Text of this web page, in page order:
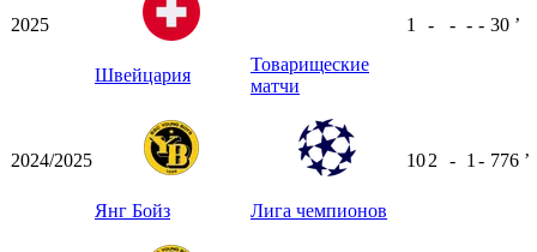
2025
Швейцария
Товарищеские
матчи
1 - - - - 30 ʼ
2024/2025
Янг Бойз Лига чемпионов
102 - 1 - 776 ʼ